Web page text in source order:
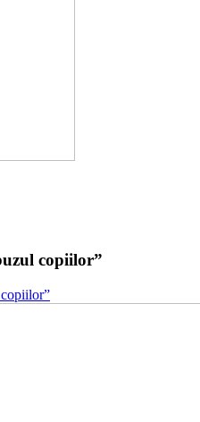
copiilor”